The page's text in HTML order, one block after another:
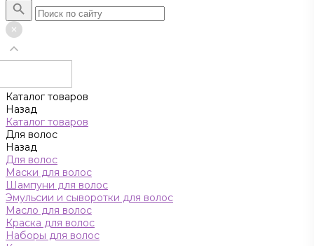
Каталог товаров
Назад
Каталог товаров
Для волос
Назад
Для волос
Маски для волос
Шампуни для волос
Эмульсии и сыворотки для волос
Масло для волос
Краска для волос
Наборы для волос